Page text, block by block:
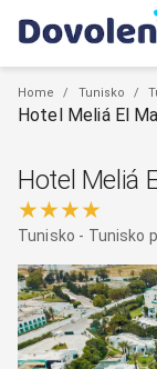
Home / Tunisko /
Hotel Meliá El
Hotel Meliá
★★★★
Tunisko - Tunisko